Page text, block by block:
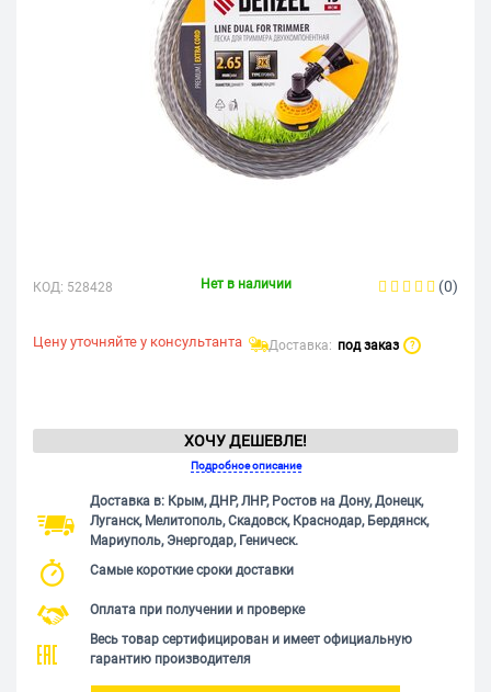
КОД: 528428 Нет в наличии (0)
Цену уточняйте у консультанта Доставка: под заказ ?
ХОЧУ ДЕШЕВЛЕ!
Подробное описание
Доставка в: Крым, ДНР, ЛНР, Ростов на Дону, Донецк,
Луганск, Мелитополь, Скадовск, Краснодар, Бердянск,
Мариуполь, Энергодар, Геническ.
Самые короткие сроки доставки
Оплата при получении и проверке
Весь товар сертифицирован и имеет официальную
гарантию производителя